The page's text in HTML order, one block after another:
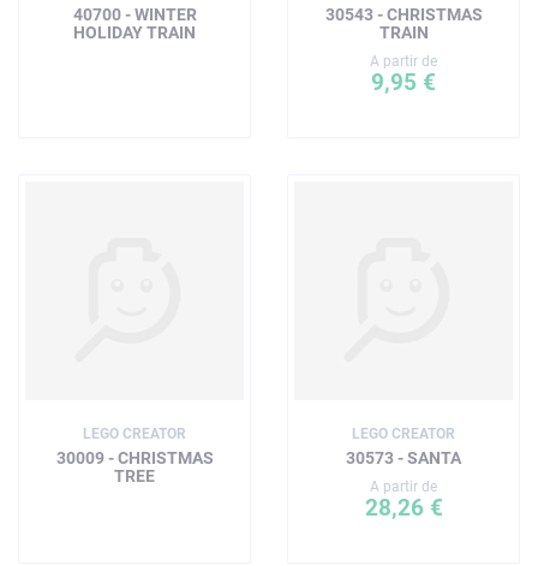
40700 - WINTER
HOLIDAY TRAIN
30543 - CHRISTMAS
TRAIN
A partir de
9,95 €
LEGO CREATOR
30009 - CHRISTMAS
TREE
LEGO CREATOR
30573 - SANTA
A partir de
28,26 €